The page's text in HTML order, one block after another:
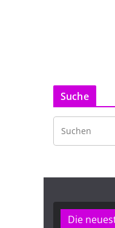
Suche
Die